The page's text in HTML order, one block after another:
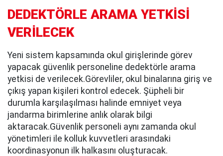
DEDEKTÖRLE ARAMA YETKİSİ
VERİLECEK
Yeni sistem kapsamında okul girişlerinde görev
yapacak güvenlik personeline dedektörle arama
yetkisi de verilecek.Görevliler, okul binalarına giriş ve
çıkış yapan kişileri kontrol edecek. Şüpheli bir
durumla karşılaşılması halinde emniyet veya
jandarma birimlerine anlık olarak bilgi
aktaracak.Güvenlik personeli aynı zamanda okul
yönetimleri ile kolluk kuvvetleri arasındaki
koordinasyonun ilk halkasını oluşturacak.